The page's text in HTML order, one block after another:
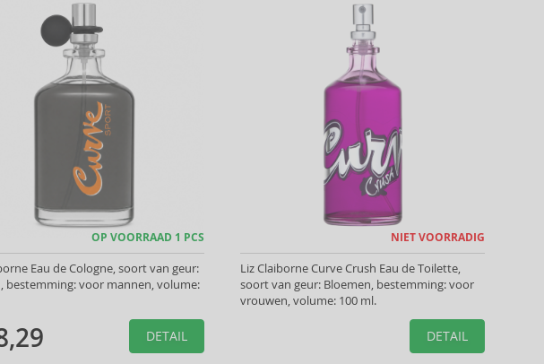
OP VOORRAAD 1 PCS
Eau de Cologne, soort van geur:
bestemming: voor mannen, volume:
DETAIL
NIET VOORRADIG
Liz Claiborne Curve Crush Eau de Toilette,
soort van geur: Bloemen, bestemming: voor
vrouwen, volume: 100 ml.
DETAIL